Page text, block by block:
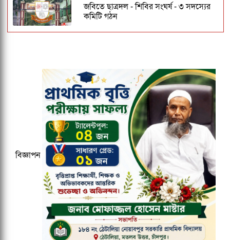
জবিতে ছাত্রদল - শিবির সংঘর্ষ - ৩ সদস্যের
কমিটি গঠন
জকসু ভিপি ও জিএসকে ক্যাম্পাসছাড়া করল
ছাত্রদল
কুবির ইংরেজি বিভাগের সন্ধ্যাকালীন
মাস্টার্সের ১৮তম ব্যাচকে বিদায় সংবর্ধনা
২০২৭ ক্রিকেট বিশ্বকাপের ১২ ভেন্যু ঘোষণা,
আয়োজক তিন দেশ
বিজ্ঞাপন